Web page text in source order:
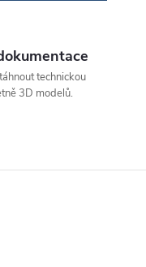
á
technickou
3D modelů.